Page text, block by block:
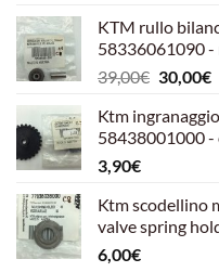
era:
39,00€.
KTM rullo
58336061090 -
39,00€ Il
originale
era:
30,00€Il
Ktm
58438001000 -
3,90€
Ktm scodellino
valve spring
6,00€